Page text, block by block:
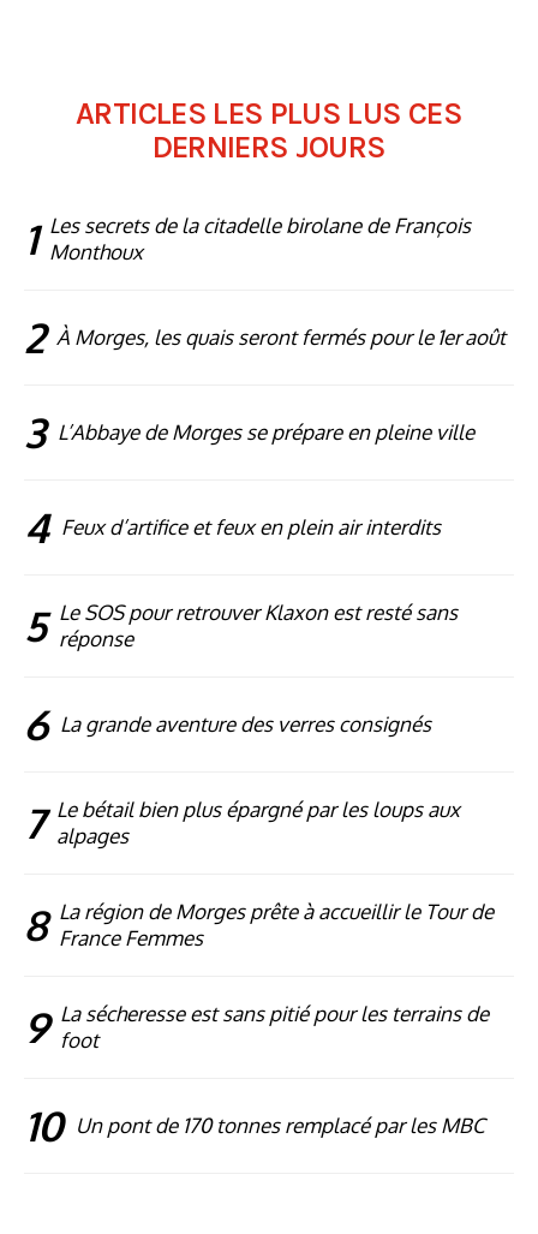
ARTICLES LES PLUS LUS CES
DERNIERS JOURS
1 Les secrets de la citadelle birolane de François
Monthoux
2 À Morges, les quais seront fermés pour le 1er août
3 L’Abbaye de Morges se prépare en pleine ville
4 Feux d’artifice et feux en plein air interdits
5 Le SOS pour retrouver Klaxon est resté sans
réponse
6 La grande aventure des verres consignés
7 Le bétail bien plus épargné par les loups aux
alpages
8 La région de Morges prête à accueillir le Tour de
France Femmes
9 La sécheresse est sans pitié pour les terrains de
foot
10 Un pont de 170 tonnes remplacé par les MBC